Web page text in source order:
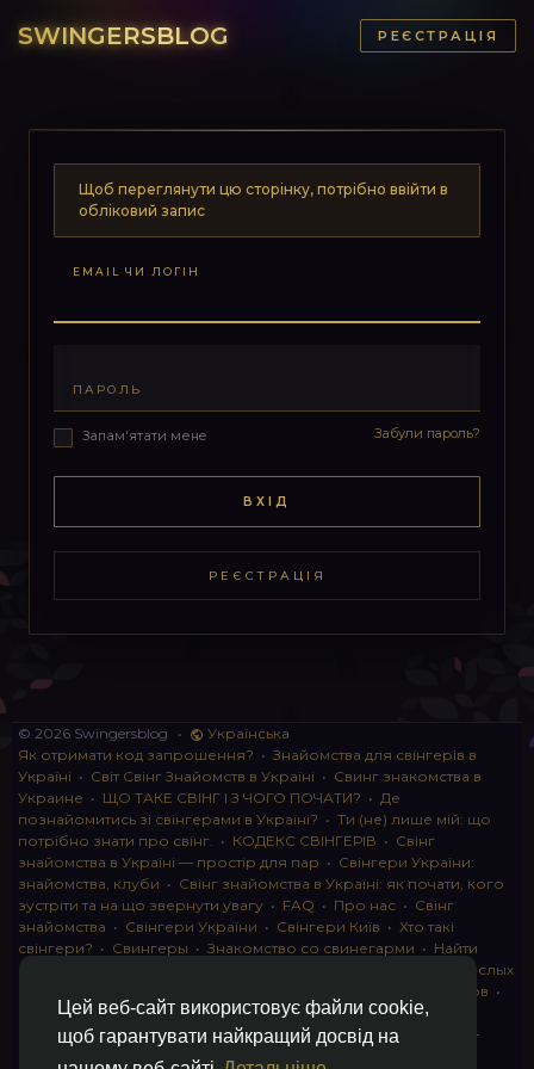
Цей веб-сайт використовує файли cookie,
щоб гарантувати найкращий досвід на
SWINGERSBLOG РЕЄСТРАЦІЯ
Щоб переглянути цю сторінку, потрібно ввійти в
обліковий запис
EMAIL ЧИ ЛОГІН
ПАРОЛЬ
Запам'ятати мене Забули пароль?
ВХІД
РЕЄСТРАЦІЯ
© 2026 Swingersblog •
Українська
Як отримати код запрошення? • Знайомства для свінгерів в
Україні • Світ Свінг Знайомств в Україні • Свинг знакомства в
Украине • ЩО ТАКЕ СВІНГ І З ЧОГО ПОЧАТИ? • Де
познайомитись зі свінгерами в Україні? • Ти (не) лише мій: що
потрібно знати про свінг. • КОДЕКС СВІНГЕРІВ • Свінг
знайомства в Україні — простір для пар • Свінгери України:
знайомства, клуби • Свінг знайомства в Україні: як почати, кого
зустріти та на що звернути увагу • FAQ • Про нас • Свінг
знайомства • Свінгери України • Свінгери Київ • Хто такі
свінгери? • Свингеры • Знакомство со свинегарми • Найти
instagram для взрослых
Клуб свингеров •
Конфіденційність• Правила• Партнерська програма
Свингеры •Свинг-пати•О свингерах откровенно
Свинг-
клуб: что это и как работает